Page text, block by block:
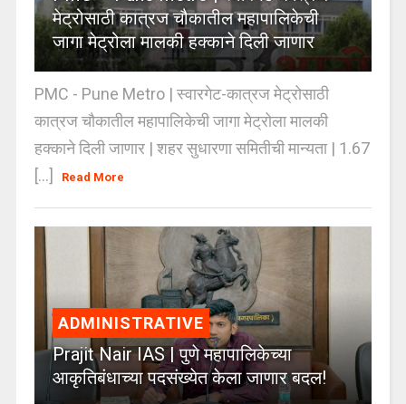
मेट्रोसाठी कात्रज चौकातील महापालिकेची
जागा मेट्रोला मालकी हक्काने दिली जाणार
PMC - Pune Metro | स्वारगेट-कात्रज मेट्रोसाठी
कात्रज चौकातील महापालिकेची जागा मेट्रोला मालकी
हक्काने दिली जाणार | शहर सुधारणा समितीची मान्यता | 1.67
[...]
Read More
ADMINISTRATIVE
Prajit Nair IAS | पुणे महापालिकेच्या
आकृतिबंधाच्या पदसंख्येत केला जाणार बदल!